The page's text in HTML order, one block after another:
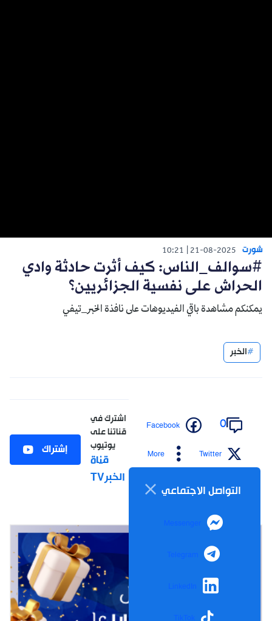
شورت 21-08-2025
10:21
#سوالف_الناس: كيف أثرت حادثة وادي
الحراش على نفسية الجزائريين؟
يمكنكم مشاهدة باقي الفيديوهات على نافذة الخبر_تيفي
الخبر
0
Facebook
Twitter
More
التواصل الاجتماعي
Messenger
Telegram
LinkedIn
اشترك في
قناتنا على
يوتيوب
قناة
الخبرTV
إشتراك